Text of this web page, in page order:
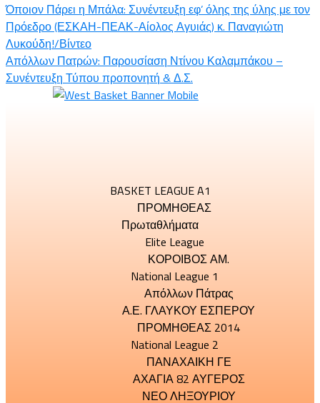
Όποιον Πάρει η Μπάλα: Συνέντευξη εφ’ όλης της ύλης με τον
Πρόεδρο (ΕΣΚΑΗ-ΠΕΑΚ-Αίολος Αγυιάς) κ. Παναγιώτη
Λυκούδη!/Βίντεο
Απόλλων Πατρών: Παρουσίαση Ντίνου Καλαμπάκου –
Συνέντευξη Τύπου προπονητή & Δ.Σ.
BASKET LEAGUE A1
ΠΡΟΜΗΘΕΑΣ
Πρωταθλήματα
Elite League
ΚΟΡΟΙΒΟΣ ΑΜ.
National League 1
Απόλλων Πάτρας
Α.Ε. ΓΛΑΥΚΟΥ ΕΣΠΕΡΟΥ
ΠΡΟΜΗΘΕΑΣ 2014
National League 2
ΠΑΝΑΧΑΙΚΗ ΓΕ
ΑΧΑΓΙΑ 82 ΑΥΓΕΡΟΣ
ΝΕΟ ΛΗΞΟΥΡΙΟΥ